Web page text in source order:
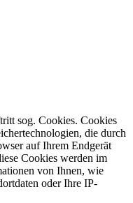
sog. Cookies. Cookies
die durch
auf Ihrem Endgerät
Cookies werden im
von Ihnen, wie
oder Ihre IP-